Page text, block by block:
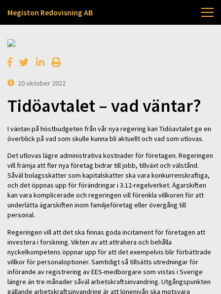
Megiston Redovisning AB
20 oktober 2022
Tidöavtalet – vad väntar?
I väntan på höstbudgeten från vår nya regering kan Tidöavtalet ge en
överblick på vad som skulle kunna bli aktuellt och vad som utlovas.
Det utlovas lägre administrativa kostnader för företagen. Regeringen
vill främja att fler nya företag bidrar till jobb, tillväxt och välstånd.
Såväl bolagsskatter som kapitalskatter ska vara konkurrenskraftiga,
och det öppnas upp för förändringar i 3.12-regelverket. Ägarskiften
kan vara komplicerade och regeringen vill förenkla villkoren för att
underlätta ägarskiften inom familjeföretag eller övergång till
personal.
Regeringen vill att det ska finnas goda incitament för företagen att
investera i forskning. Vikten av att attrahera och behålla
nyckelkompetens öppnar upp för att det exempelvis blir förbättrade
villkor för personaloptioner. Samtidigt så tillsätts utredningar för
införande av registrering av EES-medborgare som vistas i Sverige
längre än tre månader såväl arbetskraftsinvandring. Utgångspunkten
gällande arbetskraftsinvandring är att lönenivån ska motsvara